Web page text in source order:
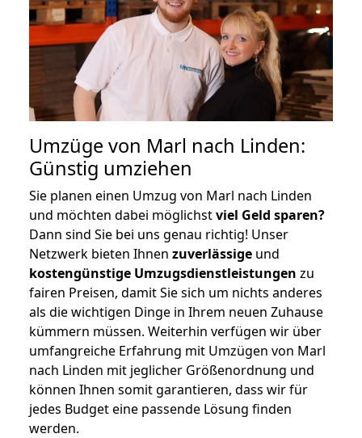
Umzüge von Marl nach Linden:
Günstig umziehen
Sie planen einen Umzug von Marl nach Linden
und möchten dabei möglichstviel Geld sparen?
Dann sind Sie bei uns genau richtig! Unser
Netzwerk bieten Ihnen zuverlässige und
kostengünstige Umzugsdienstleistungen zu
fairen Preisen, damit Sie sich um nichts anderes
als die wichtigen Dinge in Ihrem neuen Zuhause
kümmern müssen. Weiterhin verfügen wir über
umfangreiche Erfahrung mit Umzügen von Marl
nach Linden mit jeglicher Größenordnung und
können Ihnen somit garantieren, dass wir für
jedes Budget eine passende Lösung finden
werden.